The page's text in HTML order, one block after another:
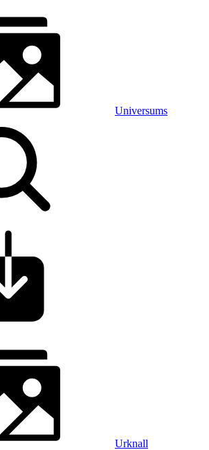
Universums
Urknall